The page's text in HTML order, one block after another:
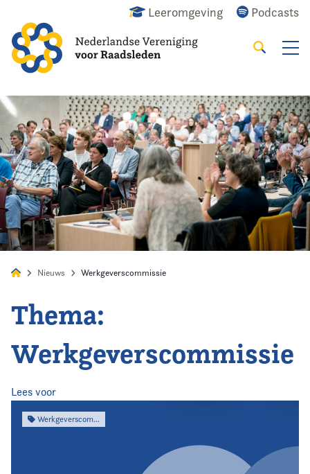
Leeromgeving Podcasts
Alles Nieuws Agenda Raadslid
Zoeken
Home
Agenda
Nieuws
Opleiding
Nieuws Werkgeverscommissie
Thema:
Werkgeverscommissie
Lees voor
Werkgeverscommissie